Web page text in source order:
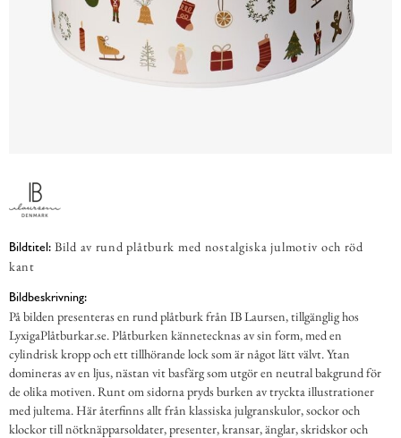
Bildtitel: Bild av rund plåtburk med nostalgiska julmotiv och röd
kant
Bildbeskrivning:
På bilden presenteras en rund plåtburk från IB Laursen, tillgänglig hos
LyxigaPlåtburkar.se. Plåtburken kännetecknas av sin form, med en
cylindrisk kropp och ett tillhörande lock som är något lätt välvt. Ytan
domineras av en ljus, nästan vit basfärg som utgör en neutral bakgrund för
de olika motiven. Runt om sidorna pryds burken av tryckta illustrationer
med jultema. Här återfinns allt från klassiska julgranskulor, sockor och
klockor till nötknäpparsoldater, presenter, kransar, änglar, skridskor och